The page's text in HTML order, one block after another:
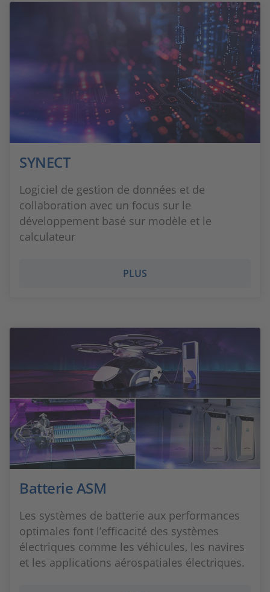
SYNECT
Logiciel de gestion de données et de
collaboration avec un focus sur le
développement basé sur modèle et le
calculateur
PLUS
Batterie ASM
Les systèmes de batterie aux performances
optimales font l’efficacité des systèmes
électriques comme les véhicules, les navires
et les applications aérospatiales électriques.